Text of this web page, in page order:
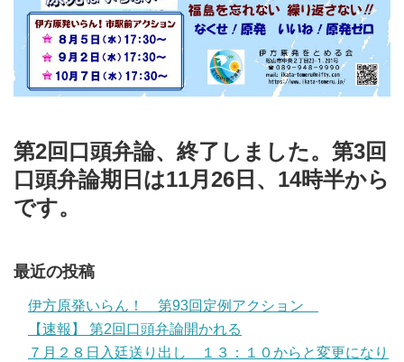
第2回口頭弁論、終了しました。第3回
口頭弁論期日は11月26日、14時半から
です。
最近の投稿
伊方原発いらん！ 第93回定例アクション
【速報】 第2回口頭弁論開かれる
７月２８日入廷送り出し １３：１０からと変更になり